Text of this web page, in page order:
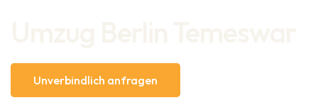
Unverbindlich anfragen